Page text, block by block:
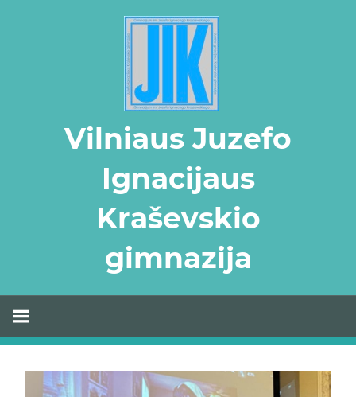
Vilniaus Juzefo
Ignacijaus
Kraševskio
gimnazija